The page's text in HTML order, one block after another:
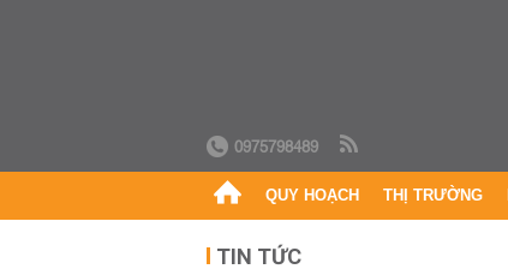
0975798489
QUY HOẠCH THỊ TRƯỜNG
TIN TỨC